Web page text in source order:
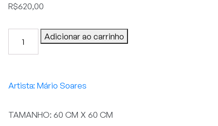
R$620,00
CAVALEIROS
quantidade
Adicionar ao carrinho
Mário Soares
TAMANHO: 60 CM X 60 CM